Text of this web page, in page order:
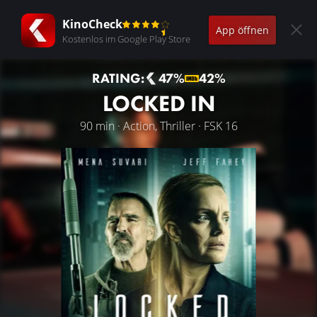
KinoCheck
Kostenlos im Google Play Store
App öffnen
RATING: 47% 42%
LOCKED IN
90 min · Action, Thriller · FSK 16